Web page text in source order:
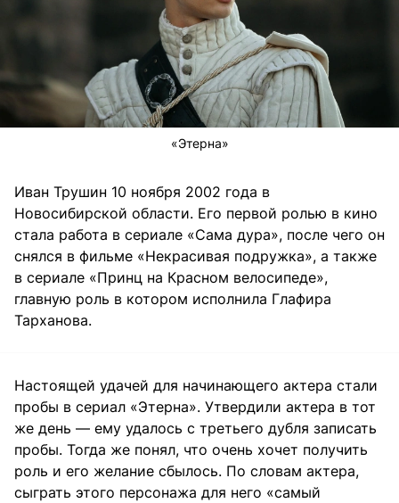
«Этерна»
Иван Трушин 10 ноября 2002 года в
Новосибирской области. Его первой ролью в кино
стала работа в сериале «Сама дура», после чего он
снялся в фильме «Некрасивая подружка», а также
в сериале «Принц на Красном велосипеде»,
главную роль в котором исполнила Глафира
Тарханова.
Настоящей удачей для начинающего актера стали
пробы в сериал «Этерна». Утвердили актера в тот
же день — ему удалось с третьего дубля записать
пробы. Тогда же понял, что очень хочет получить
роль и его желание сбылось. По словам актера,
сыграть этого персонажа для него «самый